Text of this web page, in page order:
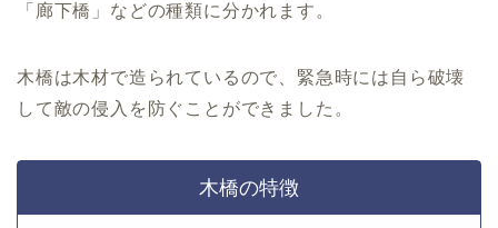
「廊下橋」などの種類に分かれます。
木橋は木材で造られているので、緊急時には自ら破壊
して敵の侵入を防ぐことができました。
木橋の特徴